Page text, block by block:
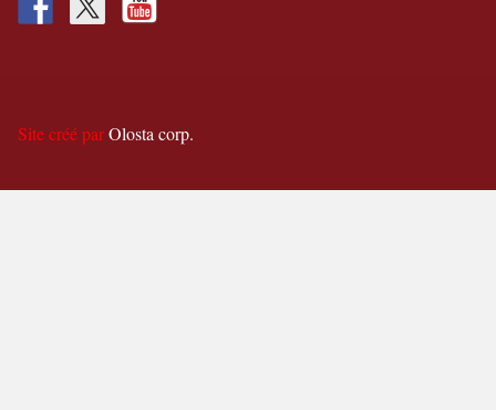
Site créé parOlosta corp.